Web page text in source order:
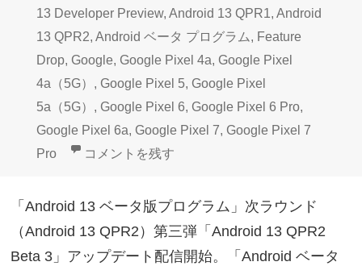
日:
者
ゴ
リ
ー
グ
13 Developer Preview, Android 13 QPR1, Android
13 QPR2, Android ベータ プログラム, Feature
Drop, Google, Google Pixel 4a, Google Pixel
4a（5G） , Google Pixel 5, Google Pixel
5a（5G） , Google Pixel 6, Google Pixel 6 Pro,
Google Pixel 6a, Google Pixel 7, Google Pixel 7
Pro
Google Pixelベータプログラム「Android 13
コメントを残す
「Android 13 ベータ版プログラム」次ラウンド
（Android 13 QPR2）第三弾「Android 13 QPR2
Beta 3」アップデート配信開始。「Android ベータ